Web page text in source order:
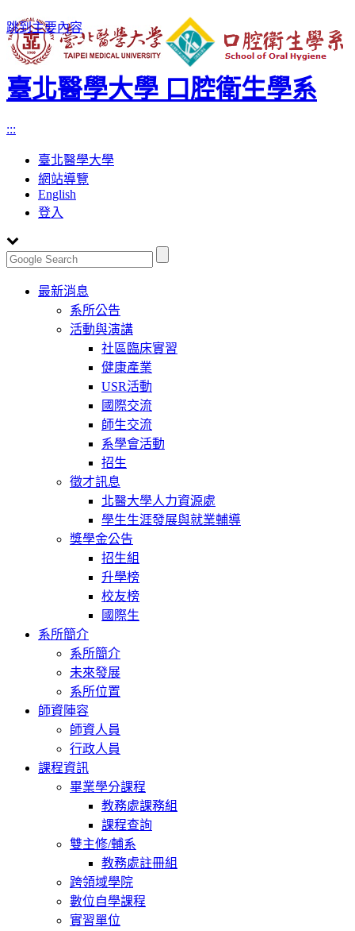
跳到主要內容
臺北醫學大學 口腔衛生學系
:::
臺北醫學大學
網站導覽
English
登入
Toggle
navigation
最新消息
系所公告
活動與演講
社區臨床實習
健康產業
USR活動
國際交流
師生交流
系學會活動
招生
徵才訊息
北醫大學人力資源處
學生生涯發展與就業輔導
獎學金公告
招生組
升學榜
校友榜
國際生
系所簡介
系所簡介
未來發展
系所位置
師資陣容
師資人員
行政人員
課程資訊
畢業學分課程
教務處課務組
課程查詢
雙主修/輔系
教務處註冊組
跨領域學院
數位自學課程
實習單位